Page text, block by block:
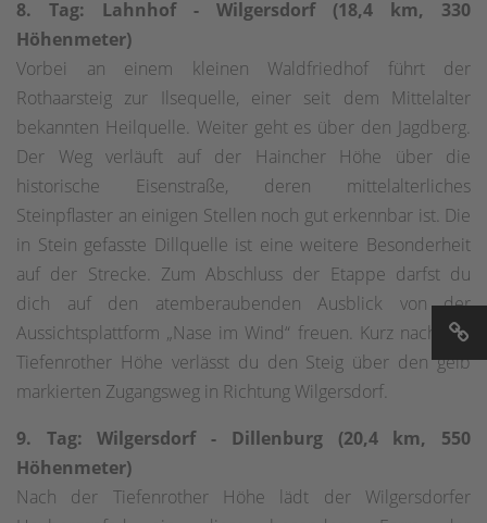
8. Tag: Lahnhof - Wilgersdorf (18,4 km, 330
Höhenmeter)
Vorbei an einem kleinen Waldfriedhof führt der
Rothaarsteig zur Ilsequelle, einer seit dem Mittelalter
bekannten Heilquelle. Weiter geht es über den Jagdberg.
Der Weg verläuft auf der Haincher Höhe über die
historische Eisenstraße, deren mittelalterliches
Steinpflaster an einigen Stellen noch gut erkennbar ist. Die
in Stein gefasste Dillquelle ist eine weitere Besonderheit
auf der Strecke. Zum Abschluss der Etappe darfst du
dich auf den atemberaubenden Ausblick von der
Aussichtsplattform „Nase im Wind“ freuen. Kurz nach der
Tiefenrother Höhe verlässt du den Steig über den gelb
markierten Zugangsweg in Richtung Wilgersdorf.
9. Tag: Wilgersdorf - Dillenburg (20,4 km, 550
Höhenmeter)
Nach der Tiefenrother Höhe lädt der Wilgersdorfer